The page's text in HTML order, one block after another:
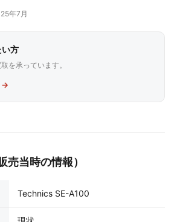
年7月
方
を承っています。
→
売当時の情報）
Technics SE-A100